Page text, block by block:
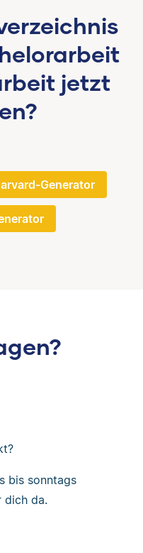
jetzt
Generator
bis sonntags
dich da.